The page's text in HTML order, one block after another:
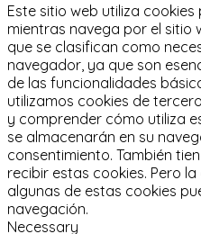
Este sitio web utiliza
mientras navega por el sitio
que se clasifican como
navegador, ya que son
de las funcionalidades
utilizamos cookies de
y comprender cómo utiliza
se almacenarán en su
consentimiento. También
recibir estas cookies. Pero
algunas de estas cookies
navegación.
Necessary